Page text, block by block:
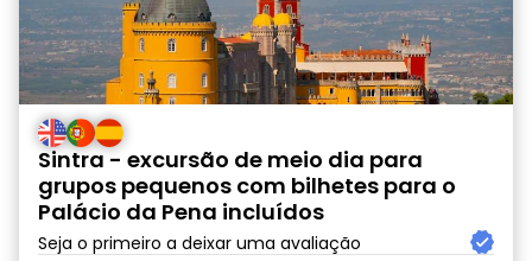
Sintra - excursão de meio dia para
grupos pequenos com bilhetes para o
Palácio da Pena incluídos
Seja o primeiro a deixar uma avaliação